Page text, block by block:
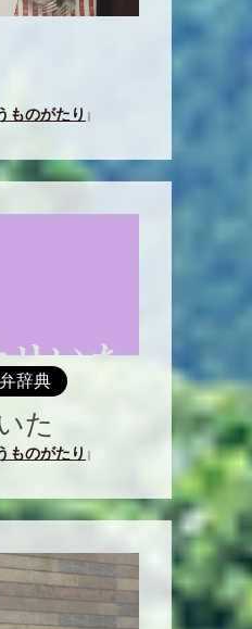
ものがたり
辞典
た
ものがたり